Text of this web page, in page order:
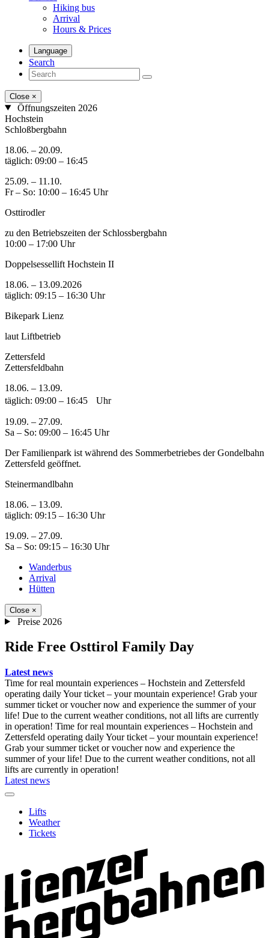
Hiking bus
Arrival
Hours & Prices
Language
Search
Close ×
Öffnungszeiten 2026
Hochstein
Schloßbergbahn
18.06. – 20.09.
täglich: 09:00 – 16:45
25.09. – 11.10.
Fr – So: 10:00 – 16:45 Uhr
Osttirodler
zu den Betriebszeiten der Schlossbergbahn
10:00 – 17:00 Uhr
Doppelsessellift Hochstein II
18.06. – 13.09.2026
täglich: 09:15 – 16:30 Uhr
Bikepark Lienz
laut Liftbetrieb
Zettersfeld
Zettersfeldbahn
18.06. – 13.09.
täglich: 09:00 – 16:45 Uhr
19.09. – 27.09.
Sa – So: 09:00 – 16:45 Uhr
Der Familienpark ist während des Sommerbetriebes der Gondelbahn
Zettersfeld geöffnet.
Steinermandlbahn
18.06. – 13.09.
täglich: 09:15 – 16:30 Uhr
19.09. – 27.09.
Sa – So: 09:15 – 16:30 Uhr
Wanderbus
Arrival
Hütten
Close ×
Preise 2026
Ride Free Osttirol Family Day
Latest news
Time for real mountain experiences – Hochstein and Zettersfeld
operating dailyYour ticket – your mountain experience! Grab your
summer ticket or voucher now and experience the summer of your
life! Due to the current weather conditions, not all lifts are currently
in operation! Time for real mountain experiences – Hochstein and
Zettersfeld operating dailyYour ticket – your mountain experience!
Grab your summer ticket or voucher now and experience the
summer of your life! Due to the current weather conditions, not all
lifts are currently in operation!
Latest news
Lifts
Weather
Tickets